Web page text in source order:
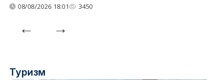
08/08/2026 18:01 3450
Туризм